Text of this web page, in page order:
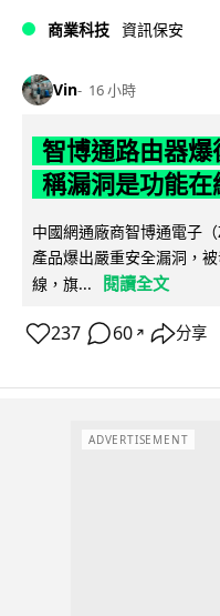
商業科技 資訊保安
Vin 16 小時
智博通路由器
稱漏洞是功能在
中國網通廠商智博通電子
產品爆出嚴重安全漏洞，
線，旗...
閱讀全文
237 60 ↗ 分享
ADVERTISEMENT